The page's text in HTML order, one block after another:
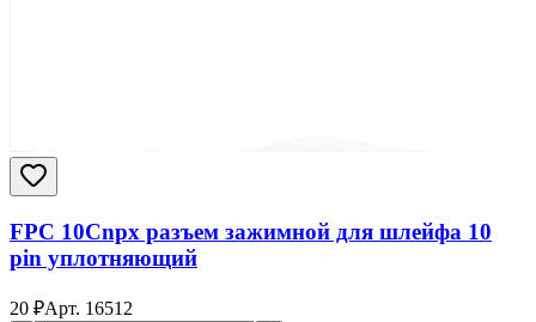
FPC 10Cnpx разъем зажимной для шлейфа 10
pin уплотняющий
20 ₽Арт. 16512